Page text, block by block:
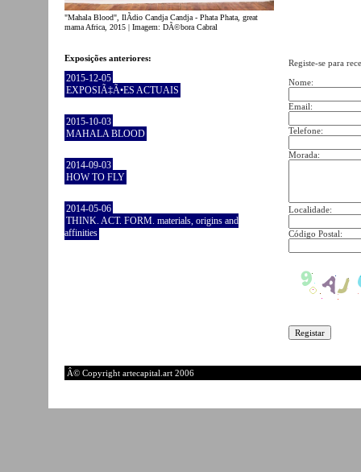
"Mahala Blood", IlÃ­dio Candja Candja - Phata Phata, great
mama Africa, 2015 | Imagem: DÃ©bora Cabral
Exposições anteriores:
2015-12-05
EXPOSIÃ‡Ã•ES ACTUAIS
2015-10-03
MAHALA BLOOD
2014-09-03
HOW TO FLY
2014-05-06
THINK. ACT. FORM. materials, origins and
affinities
Registe-se para
Nome:
Email:
Telefone:
Morada:
Localidade:
Código Postal:
Â© Copyright artecapital.art 2006